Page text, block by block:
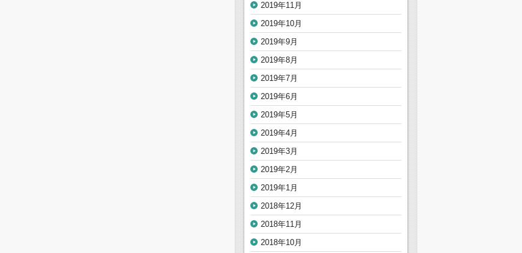
2019年11月
2019年10月
2019年9月
2019年8月
2019年7月
2019年6月
2019年5月
2019年4月
2019年3月
2019年2月
2019年1月
2018年12月
2018年11月
2018年10月